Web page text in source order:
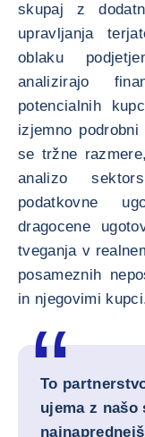
skupaj z
upravljanja
oblaku
analizirajo
potencialnih
izjemno
se tržne
analizo
podatkovne
dragocene
tveganja v
posameznih
in njegovimi
To
ujema z